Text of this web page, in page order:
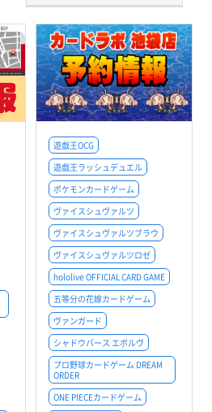
遊戯王OCG
遊戯王ラッシュデュエル
ポケモンカードゲーム
ヴァイスシュヴァルツ
ヴァイスシュヴァルツブラウ
ヴァイスシュヴァルツロゼ
hololive OFFICIAL CARD GAME
五等分の花嫁カードゲーム
ヴァンガード
シャドウバース エボルヴ
プロ野球カードゲーム DREAM
ORDER
ONE PIECEカードゲーム